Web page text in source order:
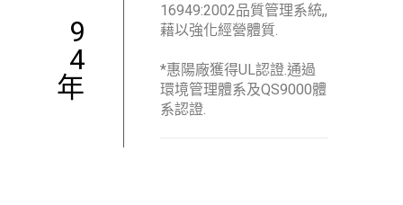
9
4
年
16949:2002品質管理系統,,
藉以強化經營體質.
*惠陽廠獲得UL認證.通過
環境管理體系及QS9000體
系認證.